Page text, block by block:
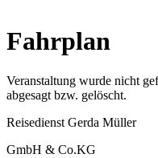
Fahrplan
Veranstaltung wurde nicht
abgesagt bzw. gelöscht.
Reisedienst Gerda Müller
GmbH & Co.KG